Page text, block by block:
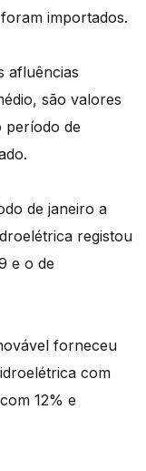
importados.
afluências
são valores
período de
de janeiro a
registou
e o de
forneceu
com
12% e